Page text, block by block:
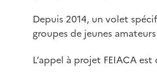
Depuis 2014, un volet
groupes de jeunes
L’appel à projet FEIACA